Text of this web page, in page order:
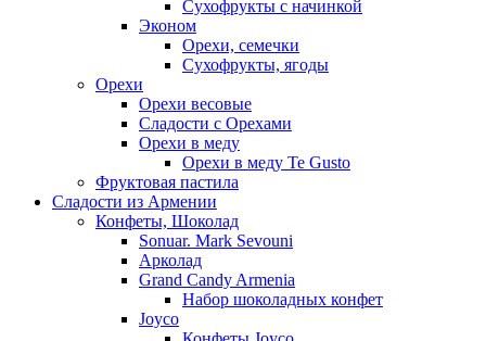
Сухофрукты с начинкой
Эконом
Орехи, семечки
Сухофрукты, ягоды
Орехи
Орехи весовые
Сладости с Орехами
Орехи в меду
Орехи в меду Te Gusto
Фруктовая пастила
Сладости из Армении
Конфеты, Шоколад
Sonuar. Mark Sevouni
Арколад
Grand Candy Armenia
Набор шоколадных конфет
Joyco